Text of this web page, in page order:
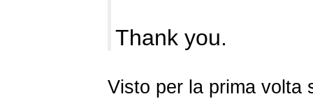
Thank you.
Visto per la prima volta